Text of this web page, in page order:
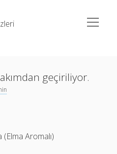
menüyü
aç
geçiriliyor.
Aromalı)